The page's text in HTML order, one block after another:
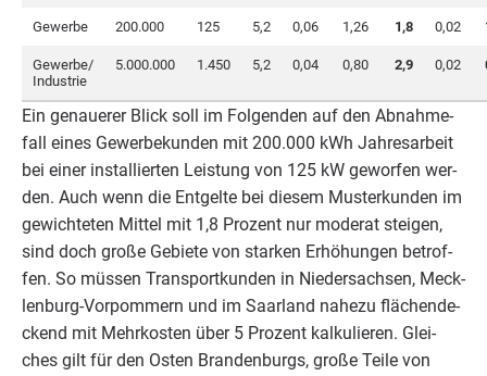
Gewer­be 200.000 125 5,2 0,06 1,26 1,8 0,02
Gewerbe/​
Industrie
5.000.000 1 .450 5,2 0,04 0,80 2,9 0,02
Ein genaue­rer Blick soll im Fol­gen­den auf den Abnah­me­
fall eines Gewer­be­kun­den mit 200.000 kWh Jah­res­ar­beit
bei einer instal­lier­ten Leis­tung von 125 kW gewor­fen wer­
den. Auch wenn die Ent­gel­te bei die­sem Mus­ter­kun­den im
gewich­te­ten Mit­tel mit 1 ,8 Pro­zent nur mode­rat stei­gen,
sind doch gro­ße Gebie­te von star­ken Erhö­hun­gen betrof­
fen. So müs­sen Trans­port­kun­den in Nie­der­sach­sen, Meck­
len­burg-Vor­pom­mern und im Saar­land nahe­zu flä­chen­de­
ckend mit Mehr­kos­ten über 5 Pro­zent kal­ku­lie­ren. Glei­
ches gilt für den Osten Bran­den­burgs, gro­ße Tei­le von